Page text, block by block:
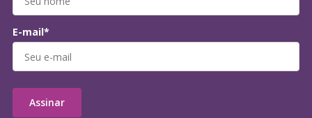
E-mail*
Assinar